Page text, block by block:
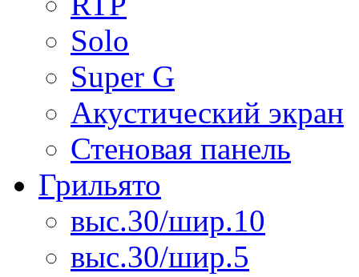
Solo
Super G
Акустический экран
Стеновая панель
Грильято
выс.30/шир.10
выс.30/шир.5